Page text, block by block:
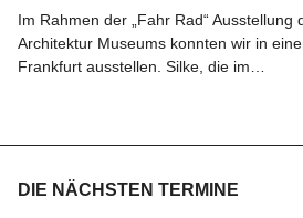
Zeichen-Projekte
Info
Im Rahmen der „Fahr Rad“ Ausstellung
Architektur Museums konnten wir in
Frankfurt ausstellen. Silke, die im…
DIE NÄCHSTEN TERMINE